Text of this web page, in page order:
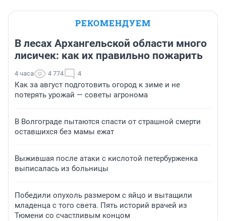
РЕКОМЕНДУЕМ
В лесах Архангельской области много
лисичек: как их правильно пожарить
4 часа 4 774 4
Как за август подготовить огород к зиме и не
потерять урожай — советы агронома
В Волгограде пытаются спасти от страшной смерти
оставшихся без мамы ежат
Выжившая после атаки с кислотой петербурженка
выписалась из больницы
Победили опухоль размером с яйцо и вытащили
младенца с того света. Пять историй врачей из
Тюмени со счастливым концом